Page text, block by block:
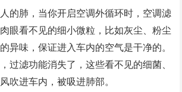
的肺，当你开启空调外循环时，空调滤
眼看不见的细小微粒，比如灰尘、粉尘
异味，保证进入车内的空气是干净的。
过滤功能消失了，这些看不见的细菌、
吹进车内，被吸进肺部。